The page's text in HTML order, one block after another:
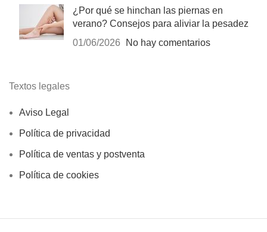
¿Por qué se hinchan las piernas en
verano? Consejos para aliviar la pesadez
01/06/2026
No hay comentarios
Textos legales
Aviso Legal
Política de privacidad
Política de ventas y postventa
Política de cookies